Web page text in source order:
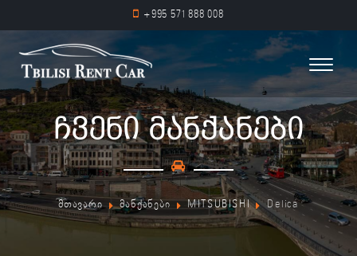
+995 571 888 008
ჩვენი მანქანები
მთავარი მანქანები MITSUBISHI Delica